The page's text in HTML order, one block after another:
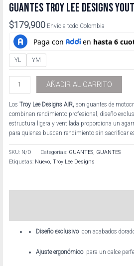
GUANTES TROY LEE DESIGNS
$179,900 Envío a todo Colombia
YL YM
AÑADIR AL CARRITO
LosTroy Lee Designs AIR, son guantes de
combinan rendimiento profesional, diseño
estructura ligera y ventilada proporciona un
para quienes buscan rendimiento sin sacrificar
SKU: N/D Categorías: GUANTES, GUANTES
Etiquetas: Nuevo,Troy Lee Designs
Diseño exclusivo con acabados
Ajuste ergonómicopara un calce